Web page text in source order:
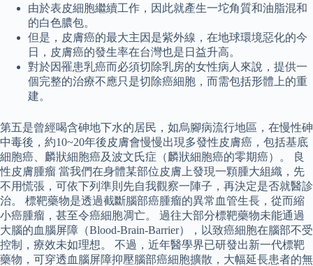
由於表皮細胞繼續工作，因此就產生一坨角質和油脂混和
的白色膿包。
但是，皮膚癌的最大主因是紫外線，在地球環境惡化的今
日，皮膚癌的發生率在台灣也是日益升高。
對於因罹患乳癌而必須切除乳房的女性病人來說，提供一
個完整的治療不應只是切除癌細胞，而需包括形體上的重
建。
第五是曾經喝含砷地下水的居民，如烏腳病流行地區，在慢性砷
中毒後，約10~20年後皮膚會慢慢出現多發性皮膚癌，包括基底
細胞癌、麟狀細胞癌及波文氏症（麟狀細胞癌的零期癌）。 良
性皮膚腫瘤 當我們在身體某部位皮膚上發現一顆腫大組織，先
不用慌張，可依下列準則先自我觀察一陣子，再決定是否就醫診
治。 標靶藥物是透過截斷腦部癌腫瘤的異常血管生長，從而縮
小癌腫瘤，甚至令癌細胞凋亡。 過往大部分標靶藥物未能通過
大腦的血腦屏障（Blood-Brain-Barrier），以致癌細胞在腦部不受
控制，療效未如理想。 不過，近年醫學界已研發出新一代標靶
藥物，可穿透血腦屏障抑壓腦部癌細胞擴散，大幅延長患者的無